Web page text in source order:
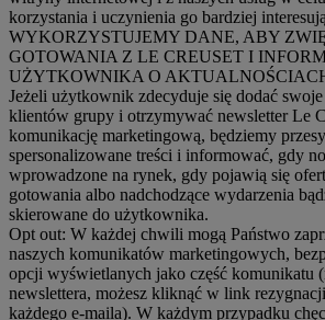
korzystania i uczynienia go bardziej
WYKORZYSTUJEMY DANE, ABY
GOTOWANIA Z LE CREUSET I
UŻYTKOWNIKA O
Jeżeli użytkownik zdecyduje się dodać
klientów grupy i otrzymywać newsletter Le
komunikację marketingową, będziemy
spersonalizowane treści i informować, gdy
wprowadzone na rynek, gdy pojawią się
gotowania albo nadchodzące wydarzenia
skierowane do użytkownika.
Opt out: W każdej chwili mogą Państwo
naszych komunikatów marketingowych,
opcji wyświetlanych jako część komunikatu
newslettera, możesz kliknąć w link
każdego e-maila). W każdym przypadku